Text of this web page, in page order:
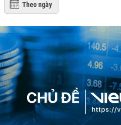
Theo ngày